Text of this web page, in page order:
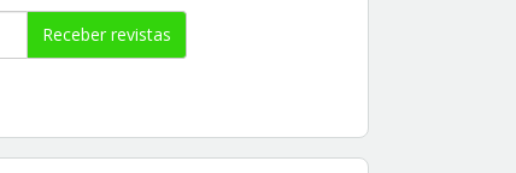
Receber revistas